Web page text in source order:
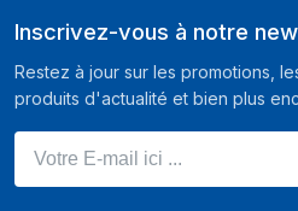
Inscrivez-vous à notre
Restez à jour sur les promotions,
produits d'actualité et bien plus